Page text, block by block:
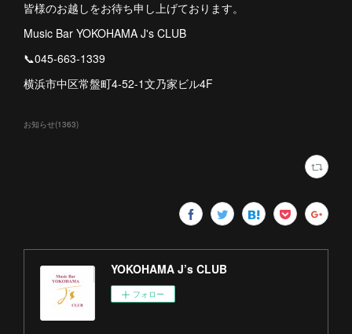
皆様のお越しをお待ち申し上げております。
Music Bar YOKOHAMA J's CLUB
📞045-663-1339
横浜市中区常盤町4-52-1文乃家ビル4F
お知らせ(1363)
YOKOHAMA J’s CLUB
フォロー